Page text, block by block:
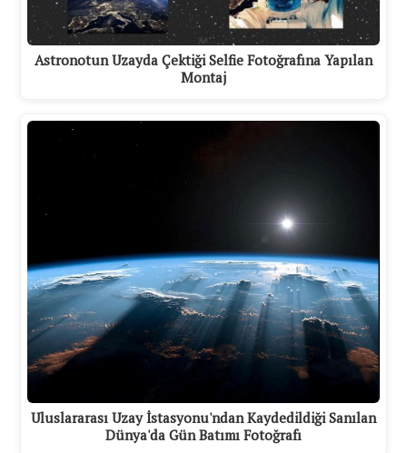
Astronotun Uzayda Çektiği Selfie Fotoğrafına Yapılan
Montaj
Uluslararası Uzay İstasyonu'ndan Kaydedildiği Sanılan
Dünya'da Gün Batımı Fotoğrafı